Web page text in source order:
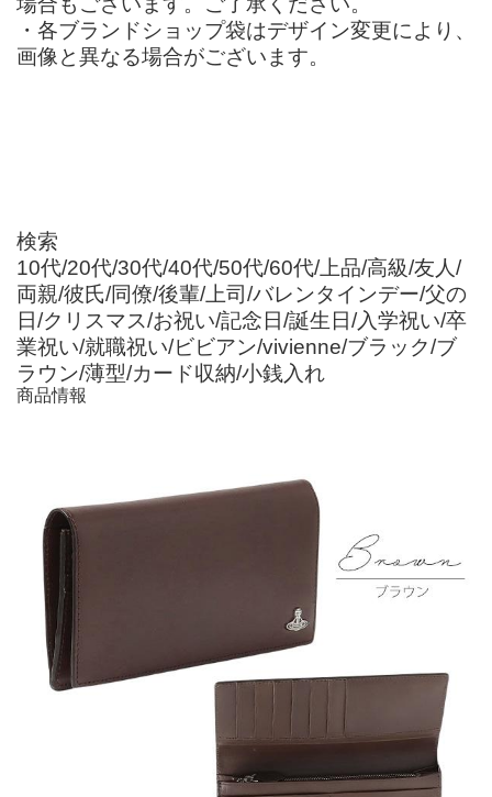
・各ブランドショップ袋はデザイン変更により、
画像と異なる場合がございます。
検索
10代/20代/30代/40代/50代/60代/上品/高級/友人/
両親/彼氏/同僚/後輩/上司/バレンタインデー/父の
日/クリスマス/お祝い/記念日/誕生日/入学祝い/卒
業祝い/就職祝い/ビビアン/vivienne/ブラック/ブ
ラウン/薄型/カード収納/小銭入れ
商品情報